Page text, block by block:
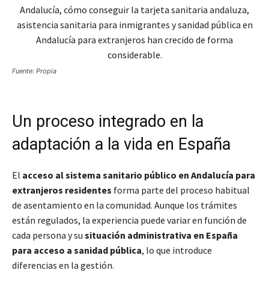
Fuente: Propia
Un proceso integrado en la
adaptación a la vida en España
El acceso al sistema sanitario público en Andalucía para
extranjeros residentes forma parte del proceso habitual
de asentamiento en la comunidad. Aunque los trámites
están regulados, la experiencia puede variar en función de
cada persona y su situación administrativa en España
para acceso a sanidad pública, lo que introduce
diferencias en la gestión.